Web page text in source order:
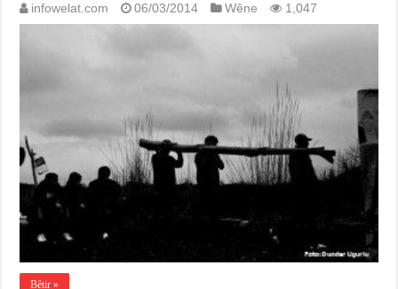
infowelat.com 06/03/2014 Wêne 1,047
Bêtir »